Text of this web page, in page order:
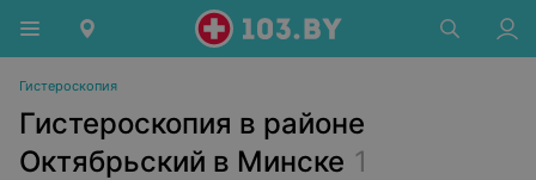
Гистероскопия
Гистероскопия в районе
Октябрьский в Минске 1